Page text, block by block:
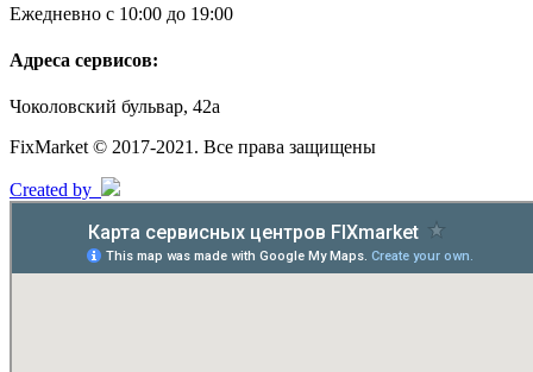
Ежедневно с 10:00 до 19:00
Адреса сервисов:
Чоколовский бульвар, 42а
FixMarket © 2017-2021. Все права защищены
Created by